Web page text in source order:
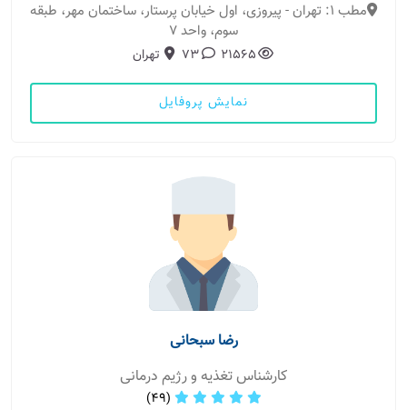
مطب 1: تهران - پیروزی، اول خیابان پرستار، ساختمان مهر، طبقه
سوم، واحد 7
21565
73 تهران
نمایش پروفایل
رضا سبحانی
کارشناس تغذیه و رژیم درمانی
(49)